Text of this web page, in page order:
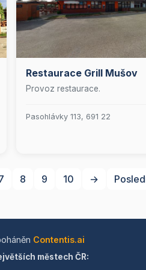
Restaurace Grill Mušov
Provoz restaurace.
Pasohlávky 113, 691 22
8 9 10 →
Contentis.ai
městech ČR: